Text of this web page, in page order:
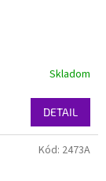
Skladom
DETAIL
Kód: 2473A